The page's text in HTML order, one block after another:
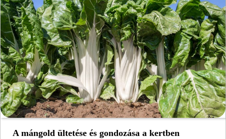
A mángold ültetése és gondozása a kertben